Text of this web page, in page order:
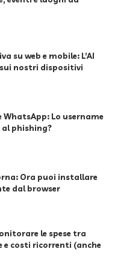
su web e mobile: L’AI
nostri dispositivi
Lo username
phishing?
Ora puoi installare
dal browser
le spese tra
costi ricorrenti (anche